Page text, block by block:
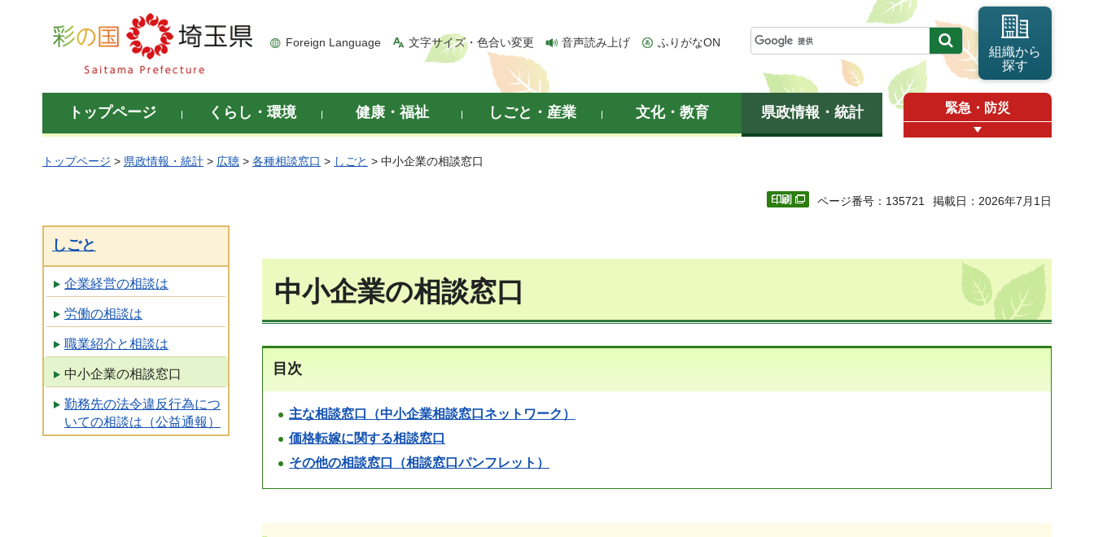
彩の国 埼玉県
Foreign Language 文字サイズ・色合い変更 音声読み上げ ふりがなON
組織から
探す
トップページ くらし・環境 健康・福祉 しごと・産業 文化・教育 県政情報・統計 緊急・防災
トップページ > 県政情報・統計 > 広聴 > 各種相談窓口 > しごと > 中小企業の相談窓口
ページ番号：135721 掲載日：2026年7月1日
しごと
企業経営の相談は
労働の相談は
職業紹介と相談は
中小企業の相談窓口
勤務先の法令違反行為につ
いての相談は（公益通報）
中小企業の相談窓口
目次
主な相談窓口（中小企業相談窓口ネットワーク）
価格転嫁に関する相談窓口
その他の相談窓口（相談窓口パンフレット）